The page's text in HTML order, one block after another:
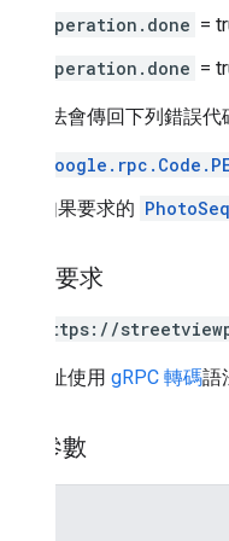
Operation.done =
Operation.done =
這個方法會傳回下列錯誤代
如果要求的
HTTP 要求
GET https://
這個網址使用 gRPC 轉碼語
路徑參數